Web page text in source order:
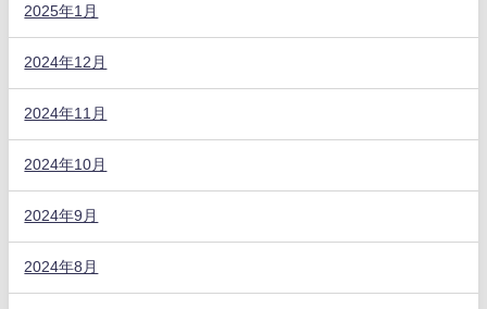
2025年1月
2024年12月
2024年11月
2024年10月
2024年9月
2024年8月